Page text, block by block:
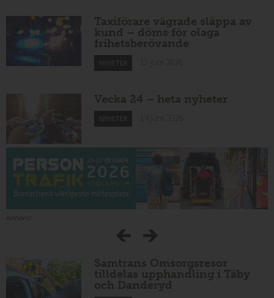
Taxiförare vägrade släppa av
kund – döms för olaga
frihetsberövande
NYHETER
Vecka 24 – heta nyheter
NYHETER
Samtrans Omsorgsresor
tilldelas upphandling i Täby
och Danderyd